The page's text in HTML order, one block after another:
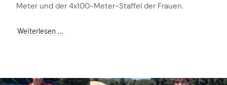
Meter und der 4x100-Meter-Staffel der Frauen.
Weiterlesen …